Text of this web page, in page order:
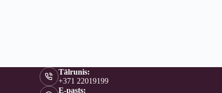
Tālrunis:
+371 22019199
E-pasts: